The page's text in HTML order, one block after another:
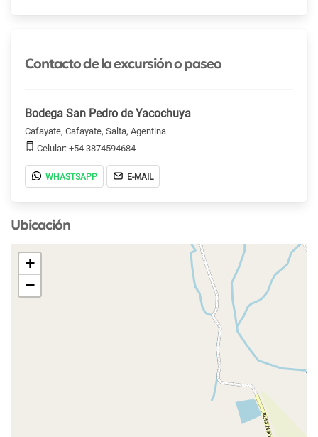
Contacto de la excursión o paseo
Bodega San Pedro de Yacochuya
Cafayate, Cafayate, Salta, Agentina
Celular: +54 3874594684
WHASTSAPP E-MAIL
Ubicación
+
−